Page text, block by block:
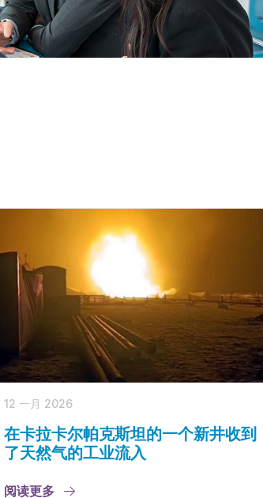
12 一月 2026
在卡拉卡尔帕克斯坦的一个新井收到
了天然气的工业流入
阅读更多